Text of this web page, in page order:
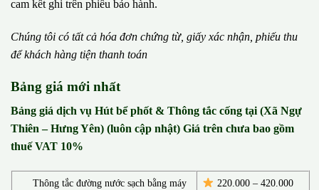
cam kết ghi trên phiếu bảo hành.
Chúng tôi có tất cả hóa đơn chứng từ, giấy xác nhận, phiếu thu
đểkhách hàng tiện thanh toán
Bảng giá mới nhất
Bảng giá dịch vụ Hút bể phốt & Thông tắc cống tại (Xã Ngự
Thiên – Hưng Yên) (luôn cập nhật) Giá trên chưa bao gồm
thuế VAT 10%
Thông tắc đường nước sạch bằng máy
220.000 – 420.000